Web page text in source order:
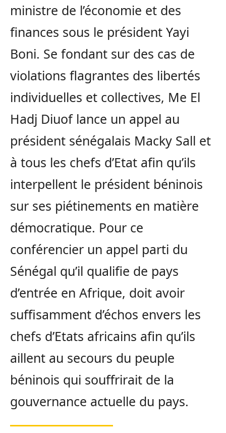
ministre de l’économie et des
finances sous le président Yayi
Boni. Se fondant sur des cas de
violations flagrantes des libertés
individuelles et collectives, Me El
Hadj Diuof lance un appel au
président sénégalais Macky Sall et
à tous les chefs d’Etat afin qu’ils
interpellent le président béninois
sur ses piétinements en matière
démocratique. Pour ce
conférencier un appel parti du
Sénégal qu’il qualifie de pays
d’entrée en Afrique, doit avoir
suffisamment d’échos envers les
chefs d’Etats africains afin qu’ils
aillent au secours du peuple
béninois qui souffrirait de la
gouvernance actuelle du pays.